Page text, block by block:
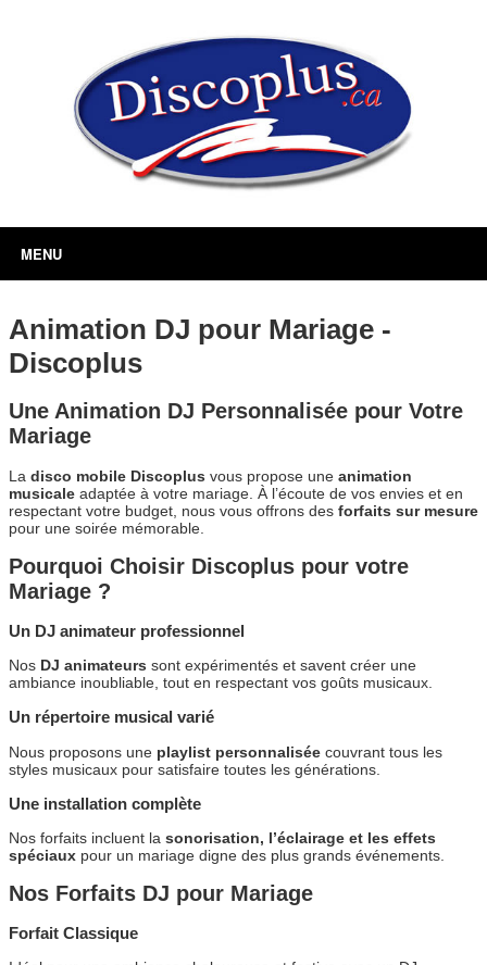
MENU
Animation DJ pour Mariage -
Discoplus
Une Animation DJ Personnalisée pour Votre
Mariage
La disco mobile Discoplus vous propose une animation
musicale adaptée à votre mariage. À l’écoute de vos envies et en
respectant votre budget, nous vous offrons des forfaits sur mesure
pour une soirée mémorable.
Pourquoi Choisir Discoplus pour votre
Mariage ?
Un DJ animateur professionnel
Nos DJ animateurs sont expérimentés et savent créer une
ambiance inoubliable, tout en respectant vos goûts musicaux.
Un répertoire musical varié
Nous proposons une playlist personnalisée couvrant tous les
styles musicaux pour satisfaire toutes les générations.
Une installation complète
Nos forfaits incluent la sonorisation, l’éclairage et les effets
spéciaux pour un mariage digne des plus grands événements.
Nos Forfaits DJ pour Mariage
Forfait Classique